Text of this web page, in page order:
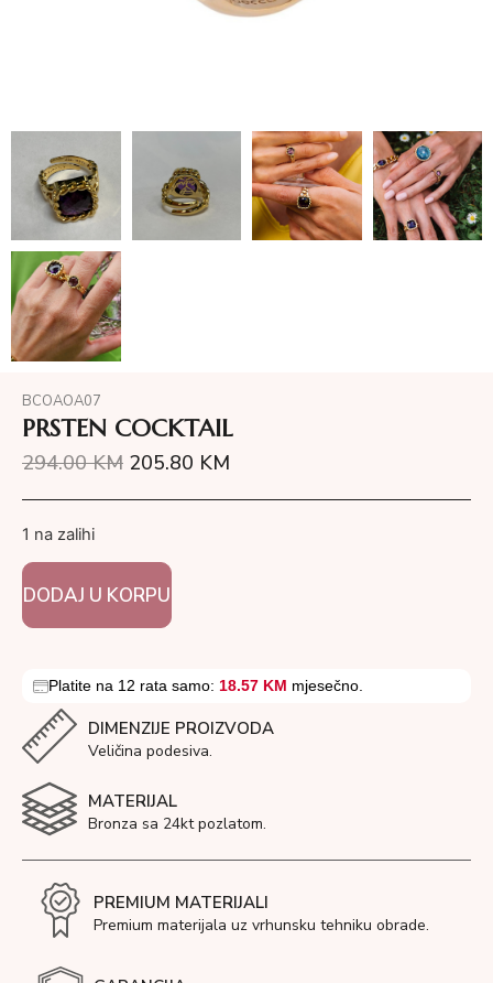
BCOAOA07
PRSTEN COCKTAIL
294.00KM 205.80 KM
1 na zalihi
DODAJ U KORPU
Platite na 12 rata samo: 18.57 KM mjesečno.
DIMENZIJE PROIZVODA
Veličina podesiva.
MATERIJAL
Bronza sa 24kt pozlatom.
PREMIUM MATERIJALI
Premium materijala uz vrhunsku tehniku obrade.